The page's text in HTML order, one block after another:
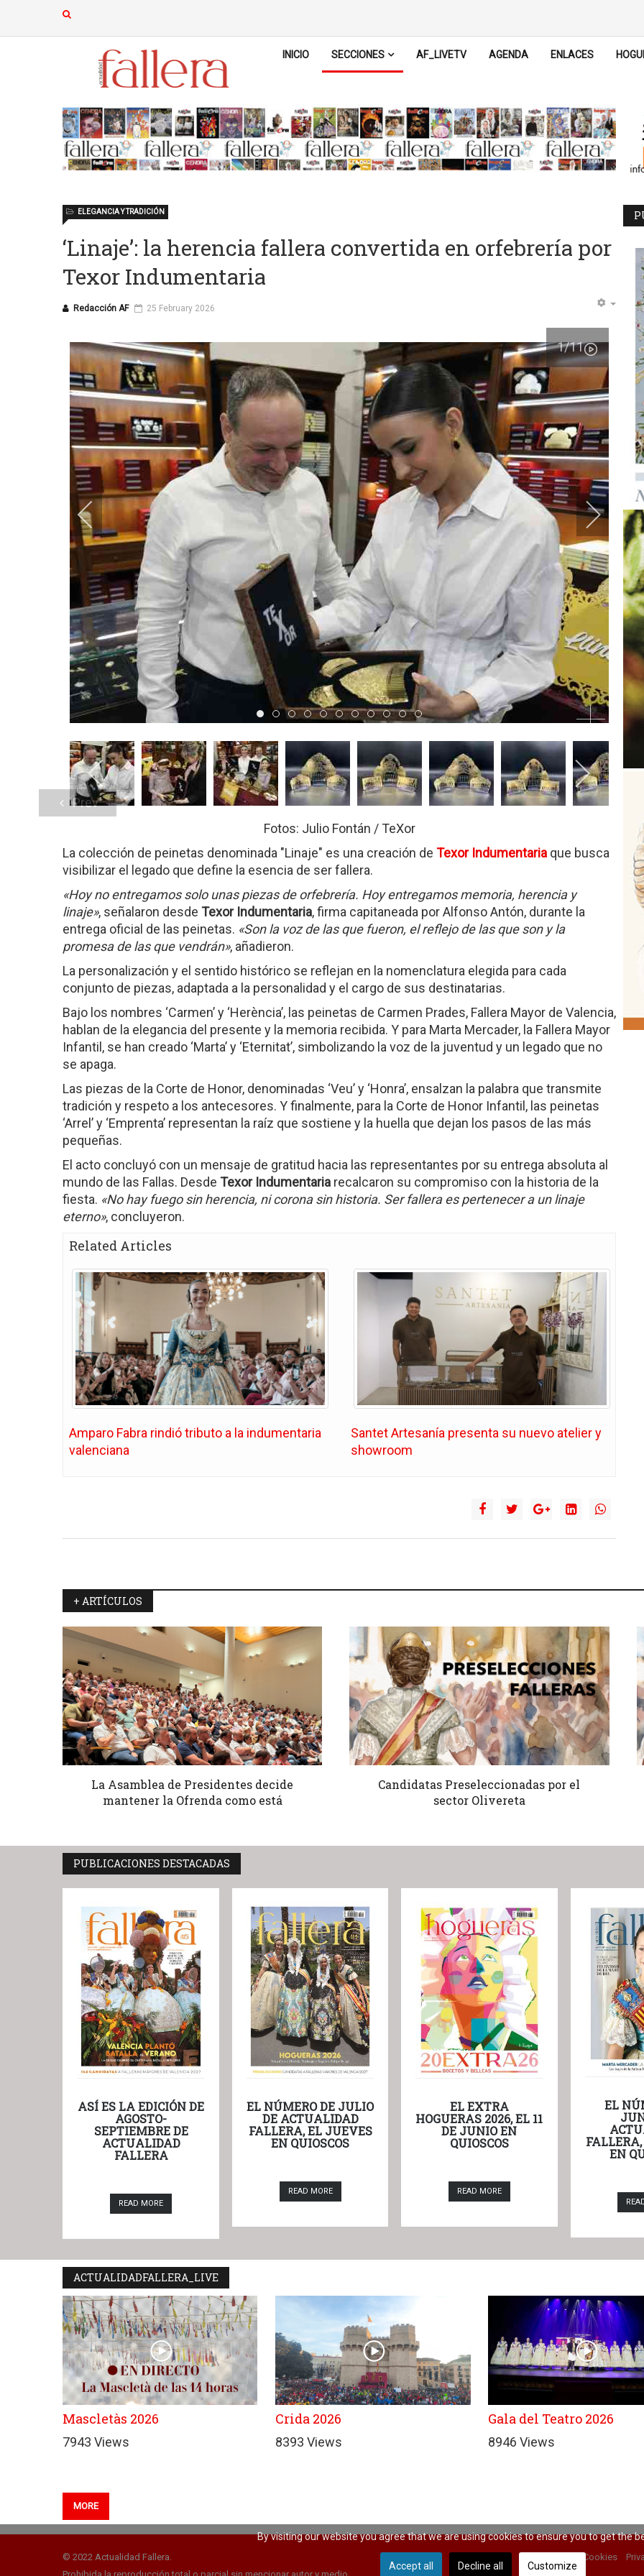
INICIO SECCIONES AF_LIVETV AGENDA ENLACES
‘Linaje’: la herencia fallera convertida en orfebrería por
Texor Indumentaria
Redacción AF
ELEGANCIA Y TRADICIÓN
25 February 2026
Item 0
Item 1
Item 2
Item 3
Item 4
Item 5
Item 6
Item 7
Item 8
Item 9
Item 10
1/11
Fotos: Julio Fontán / TeXor
La colección de peinetas denominada "Linaje" es una creación de Texor Indumentaria que busca
visibilizar el legado que define la esencia de ser fallera.
«Hoy no entregamos solo unas piezas de orfebrería. Hoy entregamos memoria, herencia y
linaje», señalaron desde Texor Indumentaria, firma capitaneada por Alfonso Antón, durante la
entrega oficial de las peinetas. «Son la voz de las que fueron, el reflejo de las que son y la
promesa de las que vendrán», añadieron.
La personalización y el sentido histórico se reflejan en la nomenclatura elegida para cada
conjunto de piezas, adaptada a la personalidad y el cargo de sus destinatarias.
Bajo los nombres ‘Carmen’ y ‘Herència’, las peinetas de Carmen Prades, Fallera Mayor de Valencia,
hablan de la elegancia del presente y la memoria recibida. Y para Marta Mercader, la Fallera Mayor
Infantil, se han creado ‘Marta’ y ‘Eternitat’, simbolizando la voz de la juventud y un legado que no
se apaga.
Las piezas de la Corte de Honor, denominadas ‘Veu’ y ‘Honra’, ensalzan la palabra que transmite
tradición y respeto a los antecesores. Y finalmente, para la Corte de Honor Infantil, las peinetas
‘Arrel’ y ‘Emprenta’ representan la raíz que sostiene y la huella que dejan los pasos de las más
pequeñas.
El acto concluyó con un mensaje de gratitud hacia las representantes por su entrega absoluta al
mundo de las Fallas. Desde Texor Indumentaria recalcaron su compromiso con la historia de la
fiesta. «No hay fuego sin herencia, ni corona sin historia. Ser fallera es pertenecer a un linaje
eterno», concluyeron.
Related Articles
Amparo Fabra rindió tributo a la indumentaria
valenciana
Santet Artesanía presenta su nuevo atelier y
showroom
Prev
+ ARTÍCULOS
La Asamblea de Presidentes decide
mantener la Ofrenda como está
Candidatas Preseleccionadas por el
sector Olivereta
PUBLICACIONES DESTACADAS
ASÍ ES LA EDICIÓN DE
AGOSTO-
SEPTIEMBRE DE
ACTUALIDAD
FALLERA
READ MORE
EL NÚMERO DE JULIO
DE ACTUALIDAD
FALLERA, EL JUEVES
EN QUIOSCOS
READ MORE
EL EXTRA
HOGUERAS 2026, EL 11
DE JUNIO EN
QUIOSCOS
READ MORE
EL
EN
ACTUALIDADFALLERA_LIVE
Mascletàs 2026
7943 Views
Crida 2026
8393 Views
Gala del Teatro 2026
8946 Views
MORE
Cookies
© 2022 Actualidad Fallera.
By visiting our website you agree that we are using cookies to ensure you to get the
Accept all Decline all Customize